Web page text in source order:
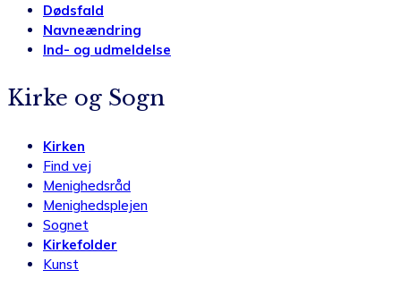
Dødsfald
Navneændring
Ind- og udmeldelse
Kirke og Sogn
Kirken
Find vej
Menighedsråd
Menighedsplejen
Sognet
Kirkefolder
Kunst